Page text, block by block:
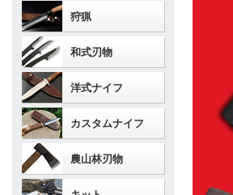
狩猟
和式刃物
洋式ナイフ
カスタムナイフ
農山林刃物